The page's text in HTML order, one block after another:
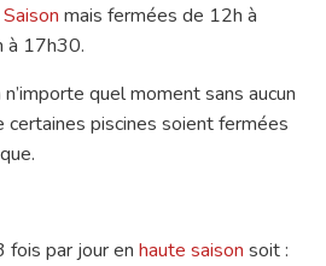
mais fermées de 12h à
à 17h30.
n’importe quel moment sans aucun
piscines soient fermées
fois par jour en haute saison soit :